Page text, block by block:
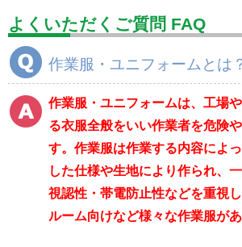
設備用品・作業補助用品 工事作業用品
分煙対策機器
電気保守用品 ワイパー クリー
防災グッズ（防災セット） 救急医療
健康管理器具 季節商品 ウイル
商品カテゴリ一覧
ブルゾン
ジャ
よくいただくご質問 FAQ
作業服・ユニフォームとは
作業服・ユニフォームは、工場
る衣服全般をいい作業者を危険
す。作業服は作業する内容によ
した仕様や生地により作られ、
視認性・帯電防止性などを重視
ルーム向けなど様々な作業服があ